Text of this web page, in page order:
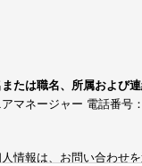
たは職名、所属および
マネージャー 電話番号
情報は、お問い合わせ